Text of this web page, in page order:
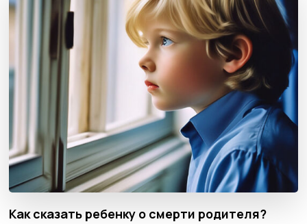
Как сказать ребенку о смерти родителя?